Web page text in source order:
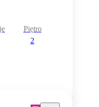
Piętro
2